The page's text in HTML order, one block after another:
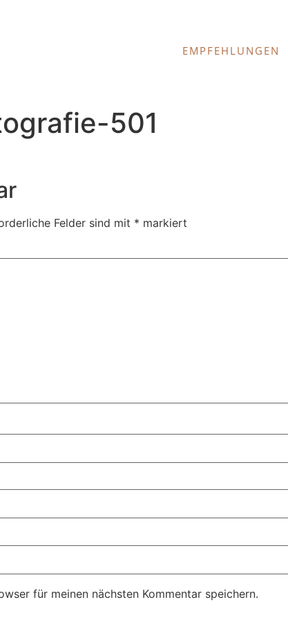
EMPFEHLUNGEN
501
Felder sind mit * markiert
für meinen nächsten Kommentar speichern.